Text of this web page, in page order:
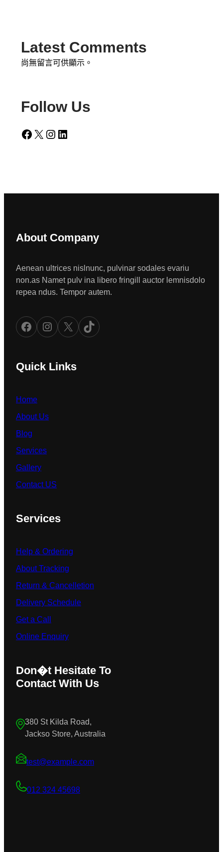
Latest Comments
尚無留言可供顯示。
Follow Us
Facebook X Instagram LinkedIn
About Company
Aenean ultrices nislnunc, pulvinar sodales evariu
non.as Namet pulv ina libero fringill auctor lemnisdolo
repea ndus. Tempor autem.
Facebook Instagram X TikTok
Quick Links
Home
About Us
Blog
Services
Gallery
Contact US
Services
Help & Ordering
About Tracking
Return & Cancelletion
Delivery Schedule
Get a Call
Online Enquiry
Don�t Hesitate To
Contact With Us
380 St Kilda Road,
Jackso Store, Australia
test@example.com
012 324 45698